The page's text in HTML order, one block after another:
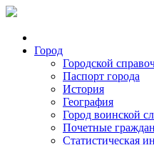
Город
Городской
Паспорт города
История
География
Город воинской
Почетные
Статистическая